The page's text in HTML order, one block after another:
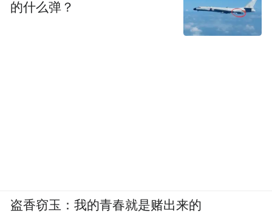
的什么弹？
盗香窃玉：我的青春就是赌出来的